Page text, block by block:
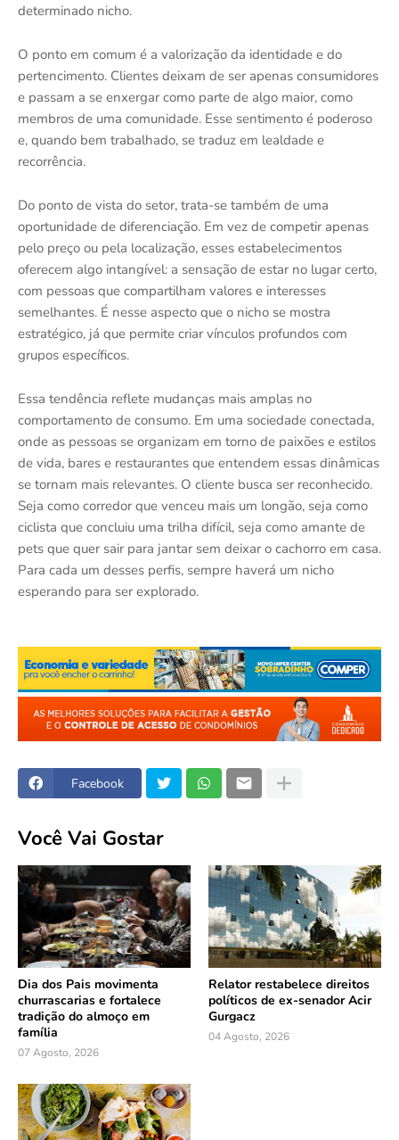
determinado nicho.
O ponto em comum é a valorização da identidade e do
pertencimento. Clientes deixam de ser apenas consumidores
e passam a se enxergar como parte de algo maior, como
membros de uma comunidade. Esse sentimento é poderoso
e, quando bem trabalhado, se traduz em lealdade e
recorrência.
Do ponto de vista do setor, trata-se também de uma
oportunidade de diferenciação. Em vez de competir apenas
pelo preço ou pela localização, esses estabelecimentos
oferecem algo intangível: a sensação de estar no lugar certo,
com pessoas que compartilham valores e interesses
semelhantes. É nesse aspecto que o nicho se mostra
estratégico, já que permite criar vínculos profundos com
grupos específicos.
Essa tendência reflete mudanças mais amplas no
comportamento de consumo. Em uma sociedade conectada,
onde as pessoas se organizam em torno de paixões e estilos
de vida, bares e restaurantes que entendem essas dinâmicas
se tornam mais relevantes. O cliente busca ser reconhecido.
Seja como corredor que venceu mais um longão, seja como
ciclista que concluiu uma trilha difícil, seja como amante de
pets que quer sair para jantar sem deixar o cachorro em casa.
Para cada um desses perfis, sempre haverá um nicho
esperando para ser explorado.
Facebook
Você Vai Gostar
Dia dos Pais movimenta
churrascarias e fortalece
tradição do almoço em
família
07 Agosto, 2026
Relator restabelece direitos
políticos de ex-senador Acir
Gurgacz
04 Agosto, 2026